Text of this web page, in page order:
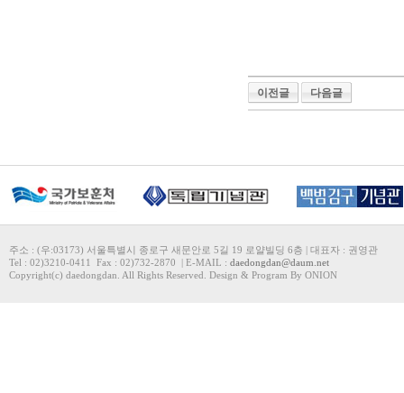
이전글 다음글
주소 : (우:03173) 서울특별시 종로구 새문안로 5길 19 로얄빌딩 6층 | 대표자 : 권영관
Tel : 02)3210-0411 Fax : 02)732-2870 | E-MAIL : daedongdan@daum.net
Copyright(c) daedongdan. All Rights Reserved. Design & Program By ONION